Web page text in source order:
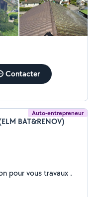
Contacter
Auto-entrepreneur
BAT&RENOV)
pour vous travaux .